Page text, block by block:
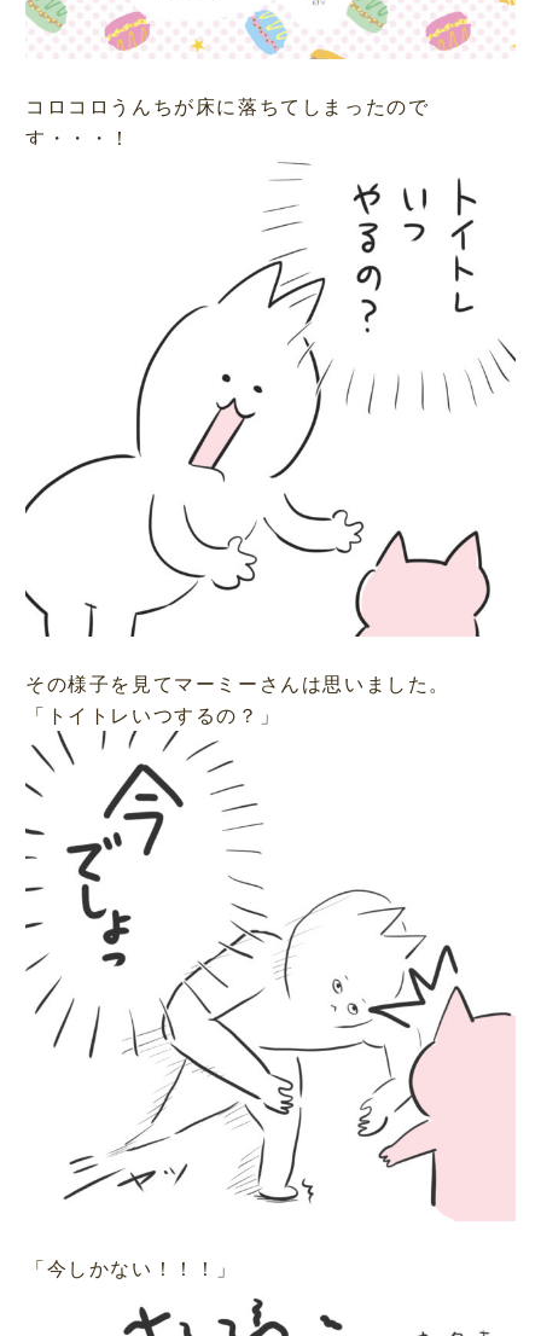
コロコロうんちが床に落ちてしまったので
す・・・！
その様子を見てマーミーさんは思いました。
「トイトレいつするの？」
「今しかない！！！」